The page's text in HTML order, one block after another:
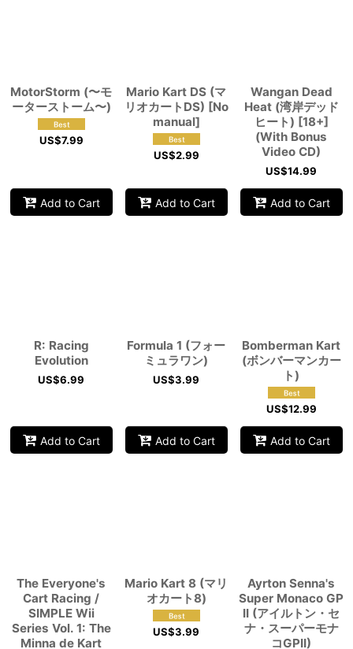
MotorStorm (〜モ
ーターストーム〜)
US$7.99
Add to Cart
Mario Kart DS (マ
リオカートDS) [No
manual]
US$2.99
Add to Cart
Wangan Dead
Heat (湾岸デッド
ヒート) [18+]
(With Bonus
Video CD)
US$14.99
Add to Cart
R: Racing
Evolution
US$6.99
Add to Cart
Formula 1 (フォー
ミュラワン)
US$3.99
Add to Cart
Bomberman Kart
(ボンバーマンカー
ト)
US$12.99
Add to Cart
The Everyone's
Cart Racing /
SIMPLE Wii
Series Vol. 1: The
Minna de Kart
Mario Kart 8 (マリ
オカート8)
US$3.99
Ayrton Senna's
Super Monaco GP
II (アイルトン・セ
ナ・スーパーモナ
コGPII)